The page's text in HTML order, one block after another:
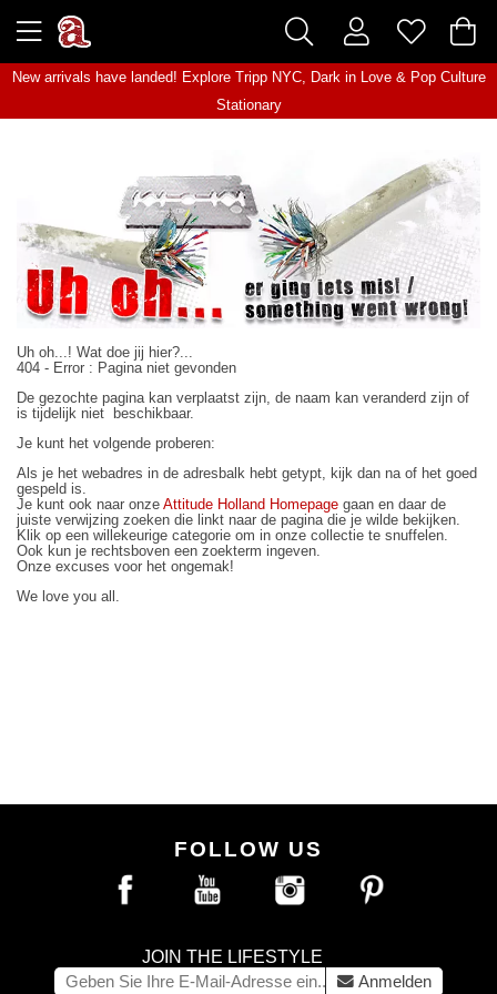
New arrivals have landed! Explore Tripp NYC, Dark in Love& Pop Culture
Stationary
Uh oh...! Wat doe jij hier?...
404 - Error : Pagina niet gevonden
De gezochte pagina kan verplaatst zijn, de naam kan veranderd zijn of
is tijdelijk niet beschikbaar.
Je kunt het volgende proberen:
Als je het webadres in de adresbalk hebt getypt, kijk dan na of het goed
gespeld is.
Je kunt ook naar onze Attitude Holland Homepage gaan en daar de
juiste verwijzing zoeken die linkt naar de pagina die je wilde bekijken.
Klik op een willekeurige categorie om in onze collectie te snuffelen.
Ook kun je rechtsboven een zoekterm ingeven.
Onze excuses voor het ongemak!
We love you all.
FOLLOW US
JOIN THE LIFESTYLE
Anmelden